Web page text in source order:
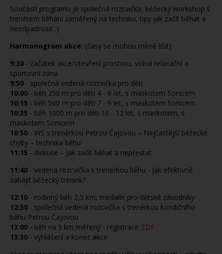
Součástí programu je společná rozcvička, běžecký workshop s
trenérem běhání zaměřený na techniku, tipy jak začít běhat a
neodpadnout :)
Harmonogram akce: (časy se mohou mírně lišit)
9:30 - začátek akce/otevření prostoru, volná relaxační a
sportovní zóna
9:50 - společná vedená rozcvička pro děti
10:00 - běh 250 m pro děti 4 - 6 let, s maskotem Sonicem
10:15 - běh 500 m pro děti 7 - 9 let, s maskotem Sonicem
10:35 - běh 1000 m pro děti 10 - 12 let, s maskotem, s
maskotem Sonicem
10:50 - WS s trenérkou Petrou Čajovou – Nejčastější běžecké
chyby – technika běhu
11:15 - diskuse – Jak začít běhat a nepřestat
11:40 - vedená rozcvička s trenérkou běhu - Jak efektivně
zahájit běžecký trénink?
12:10 - rodinný běh 2,5 km, medaile pro dětské závodníky
12:50 - společná vedená rozcvička s trenérkou kondičního
běhu Petrou Čajovou
13:00 - běh na 5 km měřený - registrace ZDE
13:30 - vyhlášení a konec akce